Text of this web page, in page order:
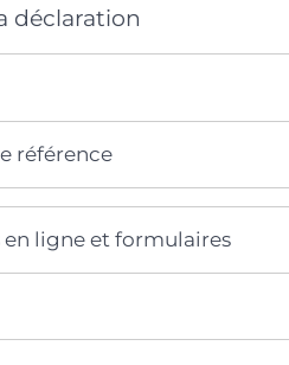
déclaration
référence
en ligne et formulaires